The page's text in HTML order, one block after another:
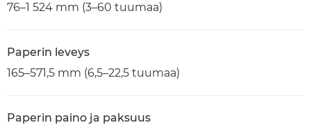
76–1 524 mm (3–60 tuumaa)
Paperin leveys
165–571,5 mm (6,5–22,5 tuumaa)
Paperin paino ja paksuus